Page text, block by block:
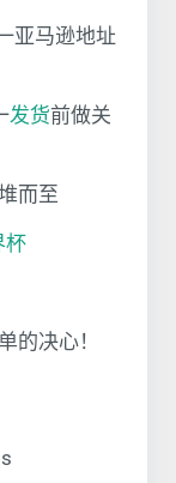
亚马逊地址
发货前做关
而至
杯
的决心！